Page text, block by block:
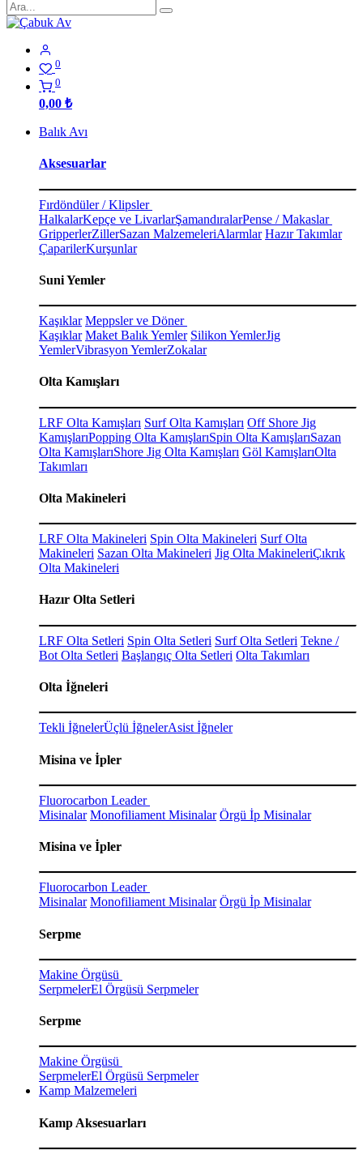
0
0
0,00 ₺
Balık Avı
Aksesuarlar
Fırdöndüler / Klipsler
HalkalarKepçe ve LivarlarŞamandıralarPense / Makaslar
GripperlerZillerSazan MalzemeleriAlarmlar Hazır Takımlar
ÇaparilerKurşunlar
Suni Yemler
Kaşıklar Meppsler ve Döner
Kaşıklar Maket Balık Yemler Silikon YemlerJig
YemlerVibrasyon YemlerZokalar
Olta Kamışları
LRF Olta Kamışları Surf Olta Kamışları Off Shore Jig
KamışlarıPopping Olta KamışlarıSpin Olta KamışlarıSazan
Olta KamışlarıShore Jig Olta Kamışları Göl KamışlarıOlta
Takımları
Olta Makineleri
LRF Olta Makineleri Spin Olta Makineleri Surf Olta
Makineleri Sazan Olta Makineleri Jig Olta MakineleriÇıkrık
Olta Makineleri
Hazır Olta Setleri
LRF Olta Setleri Spin Olta Setleri Surf Olta Setleri Tekne /
Bot Olta Setleri Başlangıç Olta Setleri Olta Takımları
Olta İğneleri
Tekli İğnelerÜçlü İğnelerAsist İğneler
Misina ve İpler
Fluorocarbon Leader
Misinalar Monofiliament Misinalar Örgü İp Misinalar
Misina ve İpler
Fluorocarbon Leader
Misinalar Monofiliament Misinalar Örgü İp Misinalar
Serpme
Makine Örgüsü
SerpmelerEl Örgüsü Serpmeler
Serpme
Makine Örgüsü
SerpmelerEl Örgüsü Serpmeler
Kamp Malzemeleri
Kamp Aksesuarları